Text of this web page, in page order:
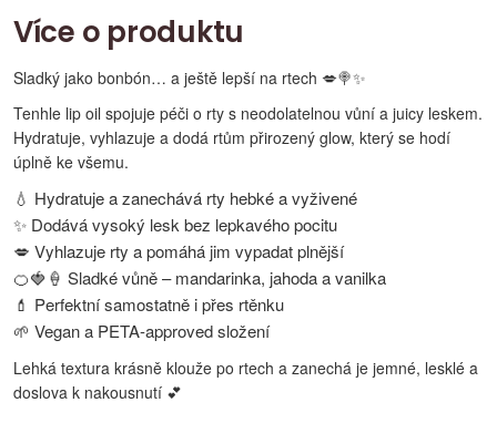
Více o produktu
Sladký jako bonbón… a ještě lepší na rtech 💋🍭✨
Tenhle lip oil spojuje péči o rty s neodolatelnou vůní a juicy leskem.
Hydratuje, vyhlazuje a dodá rtům přirozený glow, který se hodí
úplně ke všemu.
💧 Hydratuje a zanechává rty hebké a vyživené
✨ Dodává vysoký lesk bez lepkavého pocitu
💋 Vyhlazuje rty a pomáhá jim vypadat plnější
🍊🍓🍦 Sladké vůně – mandarinka, jahoda a vanilka
💄 Perfektní samostatně i přes rtěnku
🌱 Vegan a PETA-approved složení
Lehká textura krásně klouže po rtech a zanechá je jemné, lesklé a
doslova k nakousnutí 💕